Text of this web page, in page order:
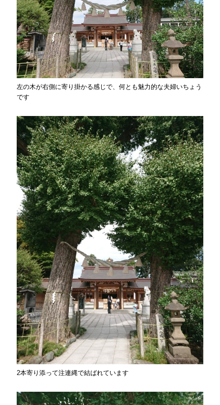
左の木が右側に寄り掛かる感じで、何とも魅力的な夫婦いちょう
です
2本寄り添って注連縄で結ばれています